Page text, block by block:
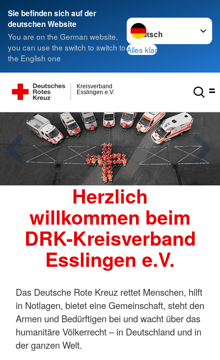
Sie befinden sich auf der
deutschen Website
You are on the German website,
you can use the switch to switch to
the English one
Sprache wechseln zu
Alles klar
Esslingen e.V.
Kreisverband
Herzlich
willkommen beim
DRK-Kreisverband
Esslingen e.V.
Das Deutsche Rote Kreuz rettet Menschen, hilft
in Notlagen, bietet eine Gemeinschaft, steht den
Armen und Bedürftigen bei und wacht über das
humanitäre Völkerrecht – in Deutschland und in
der ganzen Welt.